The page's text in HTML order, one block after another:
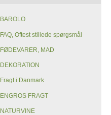
BAROLO
FAQ, Oftest stillede spørgsmål
FØDEVARER, MAD
DEKORATION
Fragt i Danmark
ENGROS FRAGT
NATURVINE